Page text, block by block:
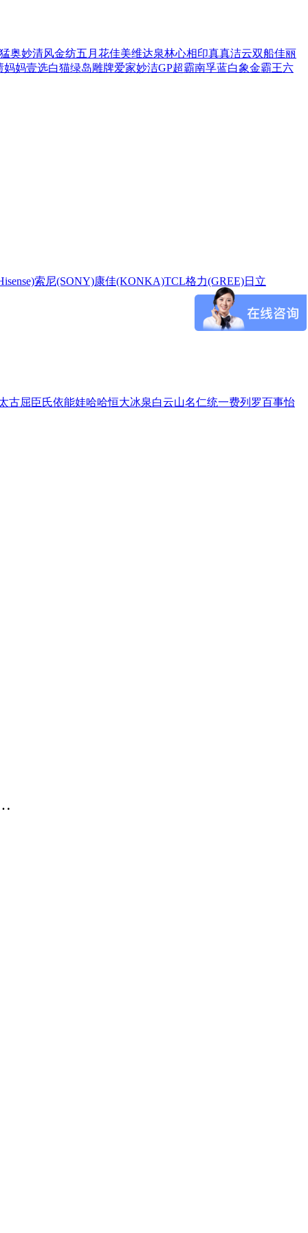
奥妙清风金纺五月花佳美维达泉林心相印真真洁云双船佳丽
妈妈壹选白猫绿岛雕牌爱家妙洁GP超霸南孚蓝白象金霸王六
索尼(SONY)康佳(KONKA)TCL格力(GREE)日立
古屈臣氏依能娃哈哈恒大冰泉白云山名仁统一费列罗百事怡